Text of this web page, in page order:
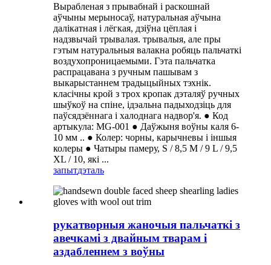
Вырабленая з прывабнай і раскошнай
аўчыны мерыносаў, натуральная аўчына
далікатная і лёгкая, дзіўна цёплая і
надзвычай трывалая. трывалыя, але пры
гэтым натуральныя валакна робяць пальчаткі
воздухопроницаемыми. Гэта пальчатка
распрацавана з ручным пашывам з
выкарыстаннем традыцыйных тэхнік.
класічны крой з трох кропак дэталяў ручных
шыўкоў на спіне, ідэальна падыходзіць для
паўсядзённага і халоднага надвор'я. ● Код
артыкула: MG-001 ● Даўжыня воўны каля 6-
10 мм .. ● Колер: чорны, карычневы і іншыя
колеры ● Чатыры памеру, S / 8,5 M / 9 L / 9,5
XL / 10, які ...
запытдэталь
рукатворныя жаночыя пальчаткі з
авечкамі з двайным тварам і
аздабленнем з воўны